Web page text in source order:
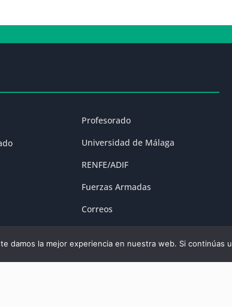
Profesorado
Universidad de Málaga
RENFE/ADIF
Fuerzas Armadas
Correos
damos la mejor experiencia en nuestra web. Si